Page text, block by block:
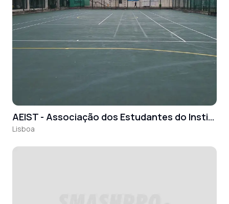
AEIST - Associação dos Estudantes do Instituto Superior Técnico
Lisboa